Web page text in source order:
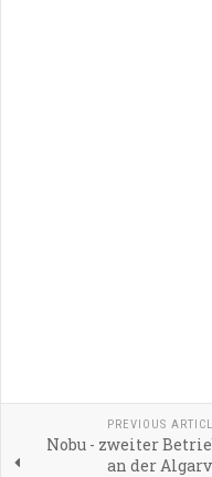
PREVIOUS
Nobu - zweiter
an der